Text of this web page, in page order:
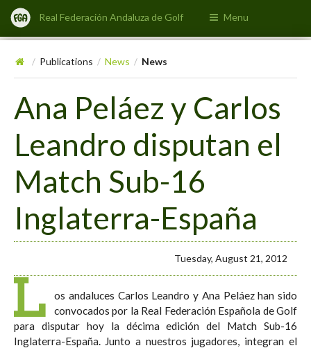
Real Federación Andaluza de Golf Menu
/ Publications / News / News
Ana Peláez y Carlos
Leandro disputan el
Match Sub-16
Inglaterra-España
Tuesday, August 21, 2012
L
os andaluces Carlos Leandro y Ana Peláez han sido
convocados por la Real Federación Española de Golf
para disputar hoy la décima edición del Match Sub-16
Inglaterra-España. Junto a nuestros jugadores, integran el